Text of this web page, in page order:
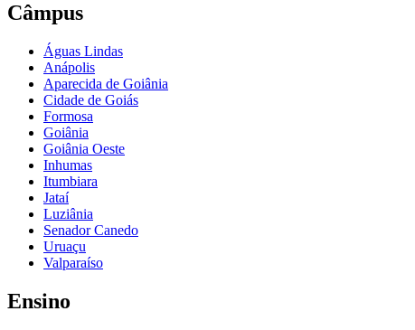
Câmpus
Águas Lindas
Anápolis
Aparecida de Goiânia
Cidade de Goiás
Formosa
Goiânia
Goiânia Oeste
Inhumas
Itumbiara
Jataí
Luziânia
Senador Canedo
Uruaçu
Valparaíso
Ensino